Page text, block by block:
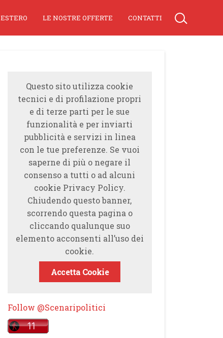
ESTERO LE NOSTRE OFFERTE CONTATTI
Questo sito utilizza cookie
tecnici e di profilazione propri
e di terze parti per le sue
funzionalità e per inviarti
pubblicità e servizi in linea
con le tue preferenze. Se vuoi
saperne di più o negare il
consenso a tutti o ad alcuni
cookie Privacy Policy.
Chiudendo questo banner,
scorrendo questa pagina o
cliccando qualunque suo
elemento acconsenti all’uso dei
cookie.
Accetta Cookie
Follow @Scenaripolitici